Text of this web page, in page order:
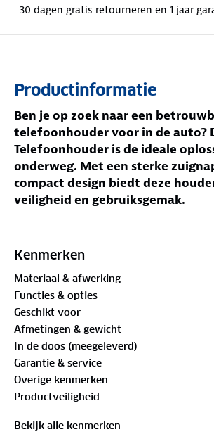
30 dagen gratis retourneren en 1 jaar
Productinformatie
Ben je op zoek naar een
telefoonhouder voor in de auto?
Telefoonhouder is de ideale
onderweg. Met een sterke
compact design biedt deze
veiligheid en gebruiksgemak.
De Wegman Telefoonhouder
functies:
360° rotatie:
voor een optimaal zicht.
Stevige zuignap:Voorzien van
de houder stevig blijft zitten, zelfs
wegen.
Compact en handig:
belemmert je zicht niet en is
bevestigen en verwijderen.
Kenmerken
Materiaal & afwerking
Functies & opties
Geschikt voor
Afmetingen & gewicht
In de doos (meegeleverd)
Garantie & service
Overige kenmerken
Productveiligheid
Bekijk alle kenmerken